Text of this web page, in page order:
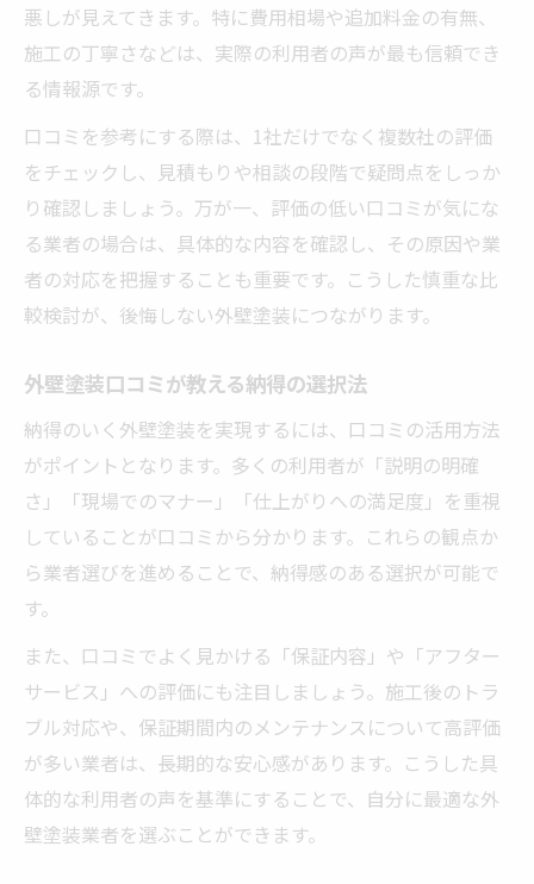
悪しが見えてきます。特に費用相場や追加料金の有無、
施工の丁寧さなどは、実際の利用者の声が最も信頼でき
る情報源です。
口コミを参考にする際は、1社だけでなく複数社の評価
をチェックし、見積もりや相談の段階で疑問点をしっか
り確認しましょう。万が一、評価の低い口コミが気にな
る業者の場合は、具体的な内容を確認し、その原因や業
者の対応を把握することも重要です。こうした慎重な比
較検討が、後悔しない外壁塗装につながります。
外壁塗装口コミが教える納得の選択法
納得のいく外壁塗装を実現するには、口コミの活用方法
がポイントとなります。多くの利用者が「説明の明確
さ」「現場でのマナー」「仕上がりへの満足度」を重視
していることが口コミから分かります。これらの観点か
ら業者選びを進めることで、納得感のある選択が可能で
す。
また、口コミでよく見かける「保証内容」や「アフター
サービス」への評価にも注目しましょう。施工後のトラ
ブル対応や、保証期間内のメンテナンスについて高評価
が多い業者は、長期的な安心感があります。こうした具
体的な利用者の声を基準にすることで、自分に最適な外
壁塗装業者を選ぶことができます。